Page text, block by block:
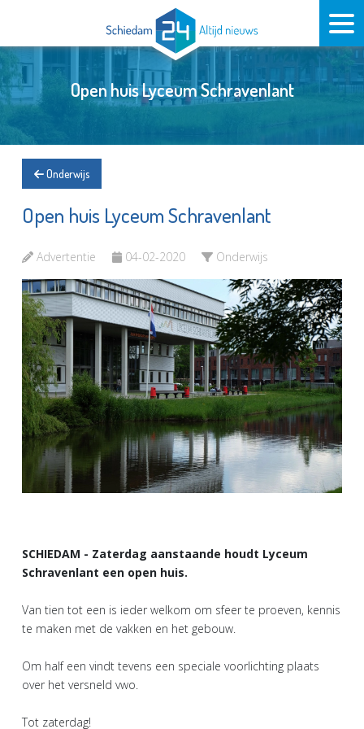
Open huis Lyceum Schravenlant
Onderwijs
Open huis Lyceum Schravenlant
Advertentie 04-02-2020 Onderwijs
SCHIEDAM - Zaterdag aanstaande houdt Lyceum
Schravenlant een open huis.
Van tien tot een is ieder welkom om sfeer te proeven, kennis
te maken met de vakken en het gebouw.
Om half een vindt tevens een speciale voorlichting plaats
over het versneld vwo.
Tot zaterdag!